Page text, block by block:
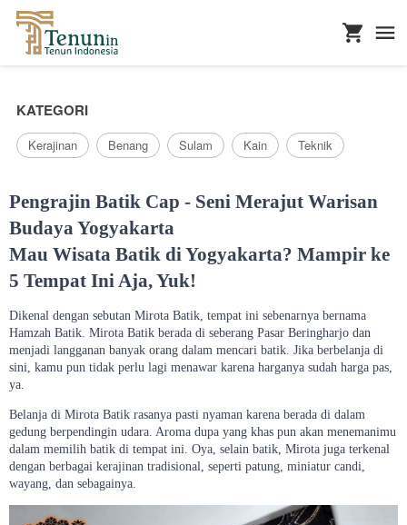
KATEGORI
Kerajinan Benang Sulam Kain Teknik
Pengrajin Batik Cap - Seni Merajut Warisan
Budaya Yogyakarta
Mau Wisata Batik di Yogyakarta? Mampir ke
5 Tempat Ini Aja, Yuk!
Dikenal dengan sebutan Mirota Batik, tempat ini sebenarnya bernama
Hamzah Batik. Mirota Batik berada di seberang Pasar Beringharjo dan
menjadi langganan banyak orang dalam mencari batik. Jika berbelanja di
sini, kamu pun tidak perlu lagi menawar karena harganya sudah harga pas,
ya.
Belanja di Mirota Batik rasanya pasti nyaman karena berada di dalam
gedung berpendingin udara. Aroma dupa yang khas pun akan menemanimu
dalam memilih batik di tempat ini. Oya, selain batik, Mirota juga terkenal
dengan berbagai kerajinan tradisional, seperti patung, miniatur candi,
wayang, dan sebagainya.